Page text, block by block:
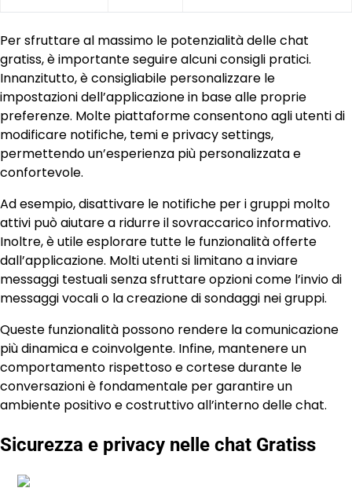
Per sfruttare al massimo le potenzialità delle chat
gratiss, è importante seguire alcuni consigli pratici.
Innanzitutto, è consigliabile personalizzare le
impostazioni dell’applicazione in base alle proprie
preferenze. Molte piattaforme consentono agli utenti di
modificare notifiche, temi e privacy settings,
permettendo un’esperienza più personalizzata e
confortevole.
Ad esempio, disattivare le notifiche per i gruppi molto
attivi può aiutare a ridurre il sovraccarico informativo.
Inoltre, è utile esplorare tutte le funzionalità offerte
dall’applicazione. Molti utenti si limitano a inviare
messaggi testuali senza sfruttare opzioni come l’invio di
messaggi vocali o la creazione di sondaggi nei gruppi.
Queste funzionalità possono rendere la comunicazione
più dinamica e coinvolgente. Infine, mantenere un
comportamento rispettoso e cortese durante le
conversazioni è fondamentale per garantire un
ambiente positivo e costruttivo all’interno delle chat.
Sicurezza e privacy nelle chat Gratiss